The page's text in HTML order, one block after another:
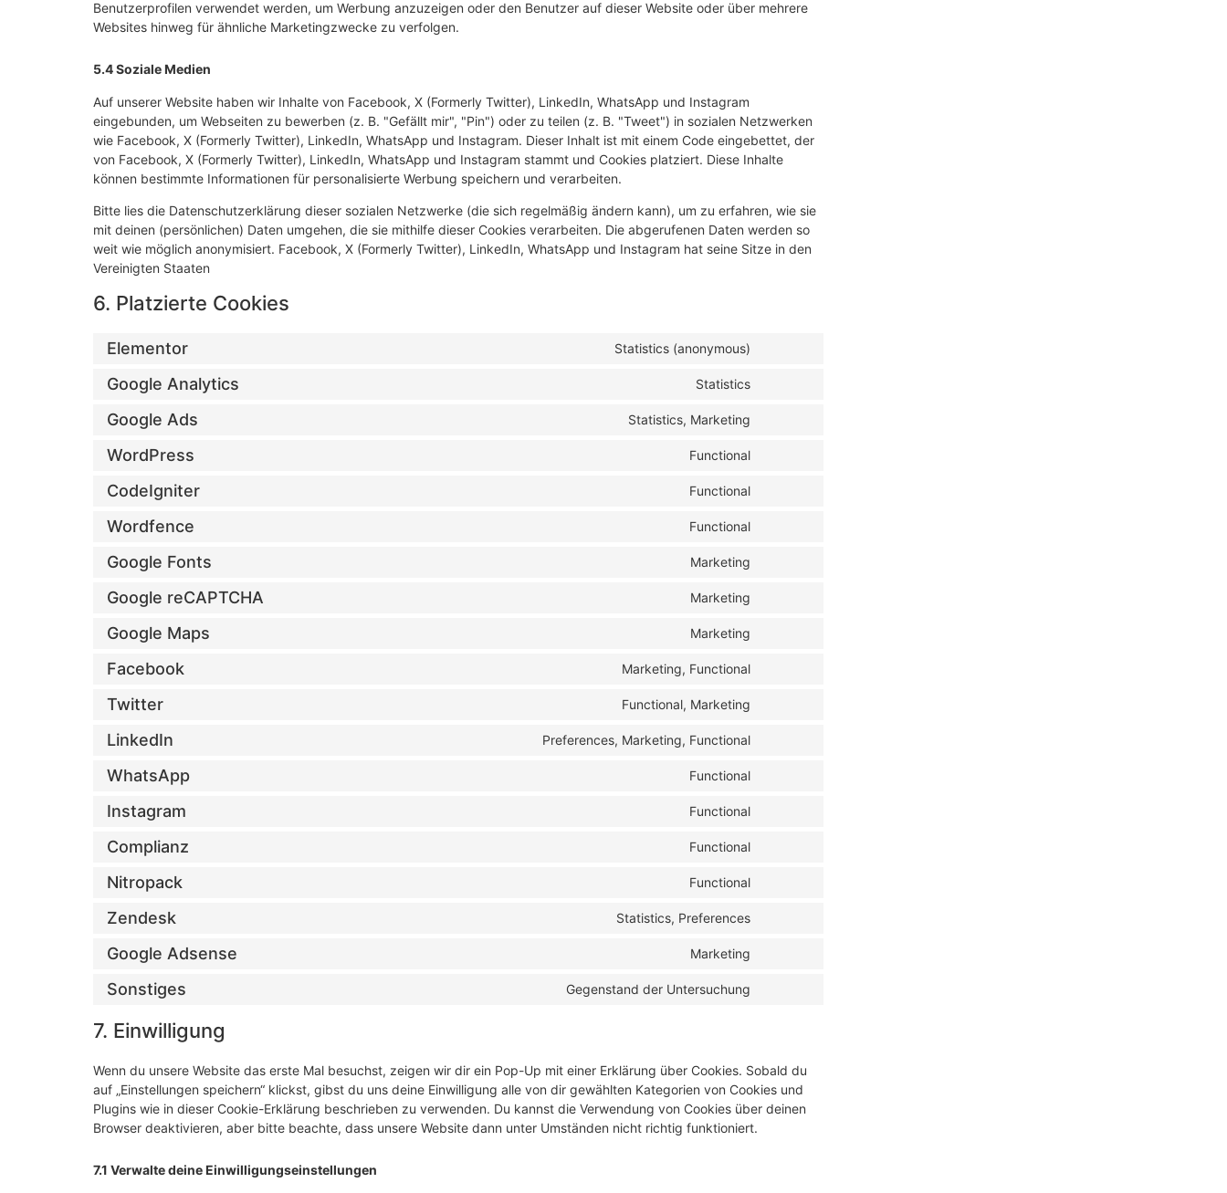
Benutzerprofilen verwendet werden, um Werbung anzuzeigen oder den Benutzer auf dieser Website oder über mehrere
Websites hinweg für ähnliche Marketingzwecke zu verfolgen.
5.4 Soziale Medien
Auf unserer Website haben wir Inhalte von Facebook, X (Formerly Twitter), LinkedIn, WhatsApp und Instagram
eingebunden, um Webseiten zu bewerben (z. B. "Gefällt mir", "Pin") oder zu teilen (z. B. "Tweet") in sozialen Netzwerken
wie Facebook, X (Formerly Twitter), LinkedIn, WhatsApp und Instagram. Dieser Inhalt ist mit einem Code eingebettet, der
von Facebook, X (Formerly Twitter), LinkedIn, WhatsApp und Instagram stammt und Cookies platziert. Diese Inhalte
können bestimmte Informationen für personalisierte Werbung speichern und verarbeiten.
Bitte lies die Datenschutzerklärung dieser sozialen Netzwerke (die sich regelmäßig ändern kann), um zu erfahren, wie sie
mit deinen (persönlichen) Daten umgehen, die sie mithilfe dieser Cookies verarbeiten. Die abgerufenen Daten werden so
weit wie möglich anonymisiert. Facebook, X (Formerly Twitter), LinkedIn, WhatsApp und Instagram hat seine Sitze in den
Vereinigten Staaten
6. Platzierte Cookies
Elementor Statistics (anonymous)
Google Analytics Statistics
Google Ads Statistics, Marketing
WordPress Functional
CodeIgniter Functional
Wordfence Functional
Google Fonts Marketing
Google reCAPTCHA Marketing
Google Maps Marketing
Facebook Marketing, Functional
Twitter Functional, Marketing
LinkedIn Preferences, Marketing, Functional
WhatsApp Functional
Instagram Functional
Complianz Functional
Nitropack Functional
Zendesk Statistics, Preferences
Google Adsense Marketing
Sonstiges Gegenstand der Untersuchung
7. Einwilligung
Wenn du unsere Website das erste Mal besuchst, zeigen wir dir ein Pop-Up mit einer Erklärung über Cookies. Sobald du
auf „Einstellungen speichern“ klickst, gibst du uns deine Einwilligung alle von dir gewählten Kategorien von Cookies und
Plugins wie in dieser Cookie-Erklärung beschrieben zu verwenden. Du kannst die Verwendung von Cookies über deinen
Browser deaktivieren, aber bitte beachte, dass unsere Website dann unter Umständen nicht richtig funktioniert.
7.1 Verwalte deine Einwilligungseinstellungen